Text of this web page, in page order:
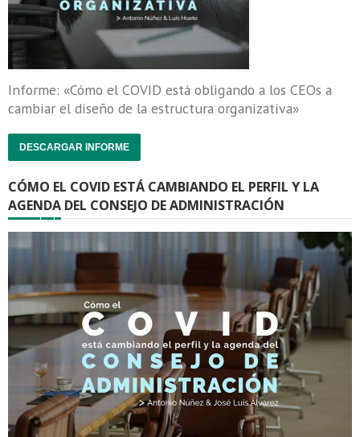
Informe: «Cómo el COVID está obligando a los CEOs a
cambiar el diseño de la estructura organizativa»
DESCARGAR INFORME
CÓMO EL COVID ESTÁ CAMBIANDO EL PERFIL Y LA
AGENDA DEL CONSEJO DE ADMINISTRACIÓN